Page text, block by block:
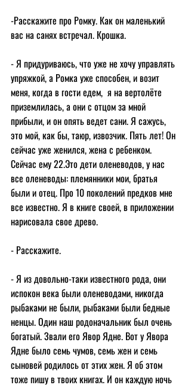
-Расскажите про Ромку. Как он маленький
вас на санях встречал. Крошка.
- Я придуриваюсь, что уже не хочу управлять
упряжкой, а Ромка уже способен, и возит
меня, когда в гости едем,  я на вертолёте
приземлилась, а они с отцом за мной
прибыли, и он опять ведет сани. Я сажусь,
это мой, как бы, таюр, извозчик. Пять лет! Он
сейчас уже женился, жена с ребенком.
Сейчас ему 22.Это дети оленеводов, у нас
все оленеводы: племянники мои, братья
были и отец. Про 10 поколений предков мне
все известно. Я в книге своей, в приложении
нарисовала свое древо.
- Расскажите.
- Я из довольно-таки известного рода, они
испокон века были оленеводами, никогда
рыбаками не были, рыбаками были бедные
ненцы. Один наш родоначальник был очень
богатый. Звали его Явор Ядне. Вот у Явора
Ядне было семь чумов, семь жен и семь
сыновей родилось от этих жен. Я об этом
тоже пишу в твоих книгах. И он каждую ночь